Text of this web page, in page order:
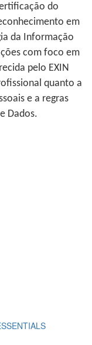
do
em
da Informação
com foco em
pelo EXIN
quanto a
e a regras
Dados.